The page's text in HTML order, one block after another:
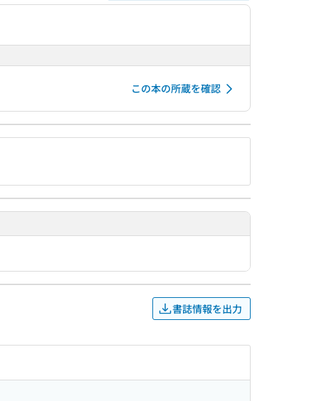
この本の所蔵を確認
書誌情報を出力